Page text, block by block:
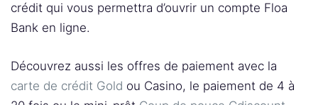
crédit qui vous permettra d’ouvrir un compte Floa
Bank en ligne.
Découvrez aussi les offres de paiement avec la
carte de crédit Gold ou Casino, le paiement de 4 à